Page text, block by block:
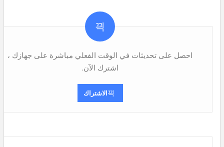
احصل على تحديثات في الوقت الفعلي مباشرة على جهازك ،
اشترك الآن.
الاشتراك